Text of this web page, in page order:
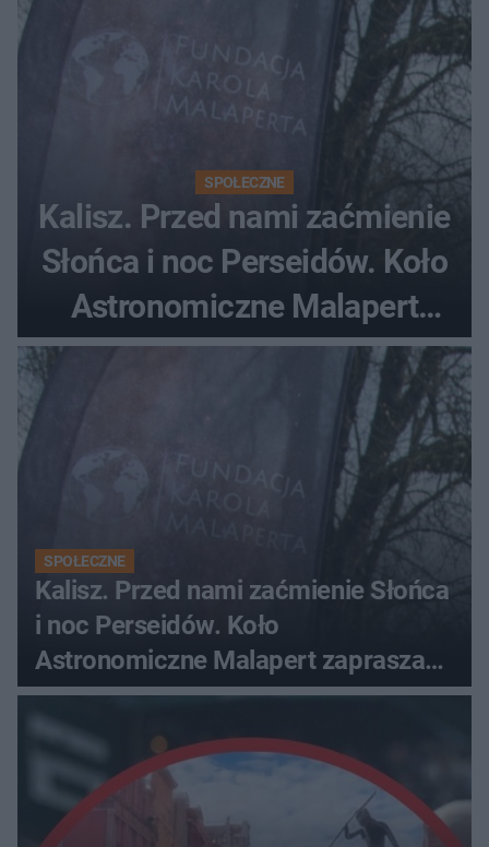
SPOŁECZNE
Kalisz. Przed nami zaćmienie
Słońca i noc Perseidów. Koło
Astronomiczne Malapert
zaprasza na wspólne
SPOŁECZNE
Kalisz. Przed nami zaćmienie Słońca
i noc Perseidów. Koło
Astronomiczne Malapert zaprasza
na wspólne obserwacje